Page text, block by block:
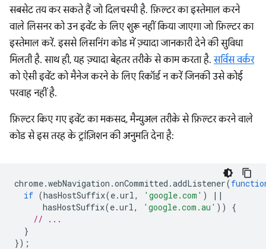
सबसेट तय कर सकते हैं जो दिलचस्पी है. फ़िल्टर का इस्तेमाल करने
वाले लिसनर को उन इवेंट के लिए शुरू नहीं किया जाएगा जो फ़िल्टर का
इस्तेमाल करें. इससे लिसनिंग कोड में ज़्यादा जानकारी देने की सुविधा
मिलती है. साथ ही, यह ज़्यादा बेहतर तरीके से काम करता है.सर्विस वर्कर
को ऐसी इवेंट को मैनेज करने के लिए रिकॉर्ड न करें जिनकी उसे कोई
परवाह नहीं है.
फ़िल्टर किए गए इवेंट का मकसद, मैन्युअल तरीके से फ़िल्टर करने वाले
कोड से इस तरह के ट्रांज़िशन की अनुमति देना है:
chrome.webNavigation .onCommitted .addListener(
if (hasHostSuffix(e.url, 'google.com' )
||
hasHostSuffix(e.url, 'google.com.au' ))
{
// ...
}
});